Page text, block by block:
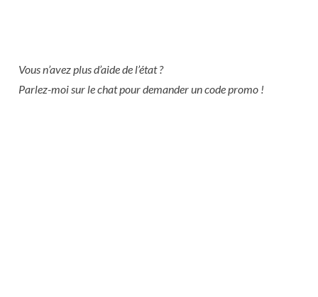
Vous n’avez plus d’aide de l’état ?
Parlez-moi sur le chat pour demander un code promo !